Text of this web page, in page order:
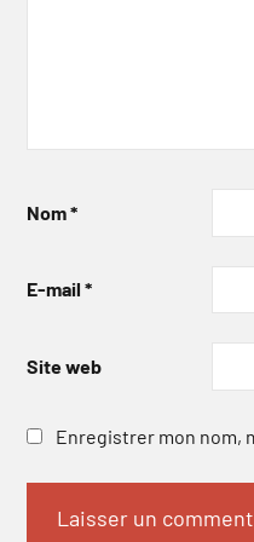
Nom*
E-mail *
Site web
Enregistrer mon nom,